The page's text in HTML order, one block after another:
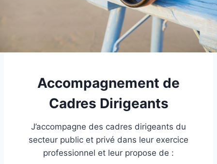
Accompagnement de
Cadres Dirigeants
J’accompagne des cadres dirigeants du
secteur public et privé dans leur exercice
professionnel et leur propose de :